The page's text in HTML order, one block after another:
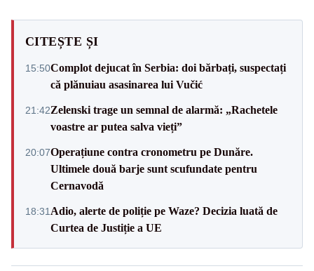
CITEȘTE ȘI
15:50Complot dejucat în Serbia: doi bărbați, suspectați
că plănuiau asasinarea lui Vučić
21:42Zelenski trage un semnal de alarmă: „Rachetele
voastre ar putea salva vieți”
20:07Operațiune contra cronometru pe Dunăre.
Ultimele două barje sunt scufundate pentru
Cernavodă
18:31 Adio, alerte de poliție pe Waze? Decizia luată de
Curtea de Justiție a UE